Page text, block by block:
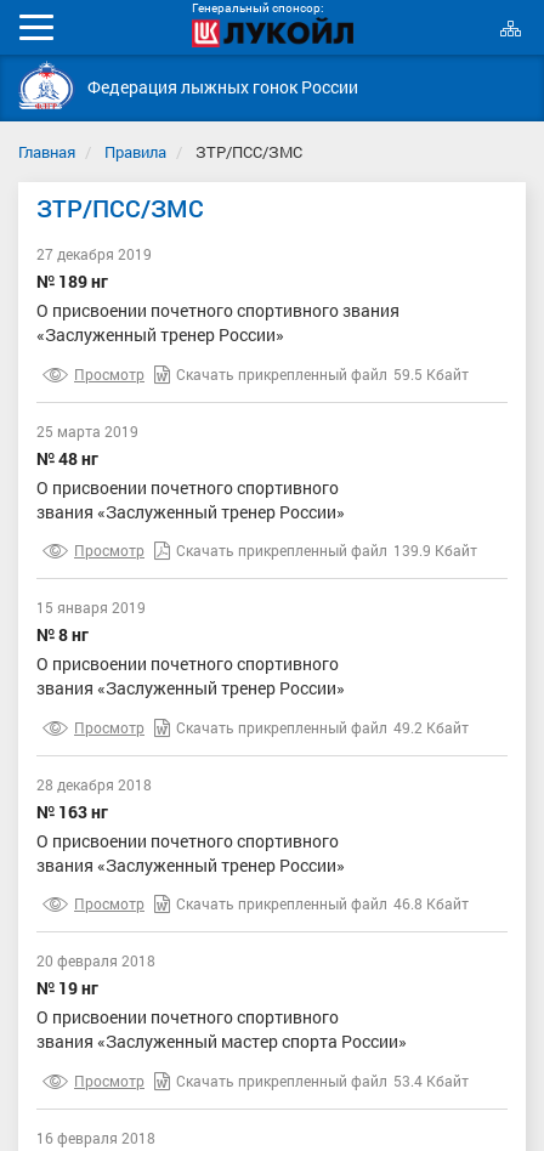
Генеральный спонсор:
Мобильное
меню
Федерация лыжных гонок России
Главная Правила ЗТР/ПСС/ЗМС
ЗТР/ПСС/ЗМС
27 декабря 2019
№ 189 нг
О присвоении почетного спортивного звания
«Заслуженный тренер России»
Просмотр Скачать прикрепленный файл 59.5 Кбайт
25 марта 2019
№ 48 нг
О присвоении почетного спортивного
звания «Заслуженный тренер России»
Просмотр Скачать прикрепленный файл 139.9 Кбайт
15 января 2019
№ 8 нг
О присвоении почетного спортивного
звания «Заслуженный тренер России»
Просмотр Скачать прикрепленный файл 49.2 Кбайт
28 декабря 2018
№ 163 нг
О присвоении почетного спортивного
звания «Заслуженный тренер России»
Просмотр Скачать прикрепленный файл 46.8 Кбайт
20 февраля 2018
№ 19 нг
О присвоении почетного спортивного
звания «Заслуженный мастер спорта России»
Просмотр Скачать прикрепленный файл 53.4 Кбайт
16 февраля 2018